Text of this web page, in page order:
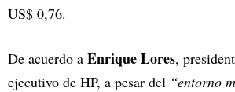
US$ 0,76.
De acuerdo a Enrique Lores,
ejecutivo de HP, a pesar del “entorno